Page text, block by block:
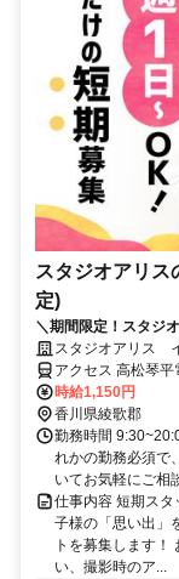
スタジオアリス
定)
＼期間限定！スタジ
◎週1日、1日4h～
スタジオアリス
アクセス 高松琴
琴平線 滝宮徒歩約
琴平電鉄琴平線 綾
時給1,150円
香川県綾歌郡
勤務時間
れかの勤務必須で
いてお気軽にご相
仕事内容 短期ス
子様の「思い出」
トを募集します
い、撮影時のア...